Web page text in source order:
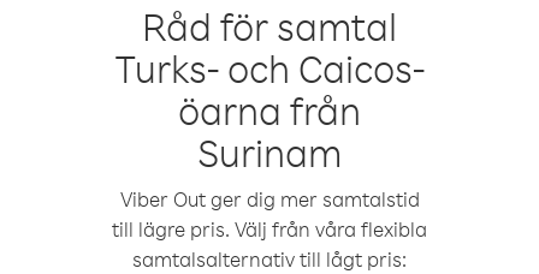
Råd för samtal
Turks- och Caicos-
öarna från
Surinam
Viber Out ger dig mer samtalstid
till lägre pris. Välj från våra flexibla
samtalsalternativ till lågt pris: